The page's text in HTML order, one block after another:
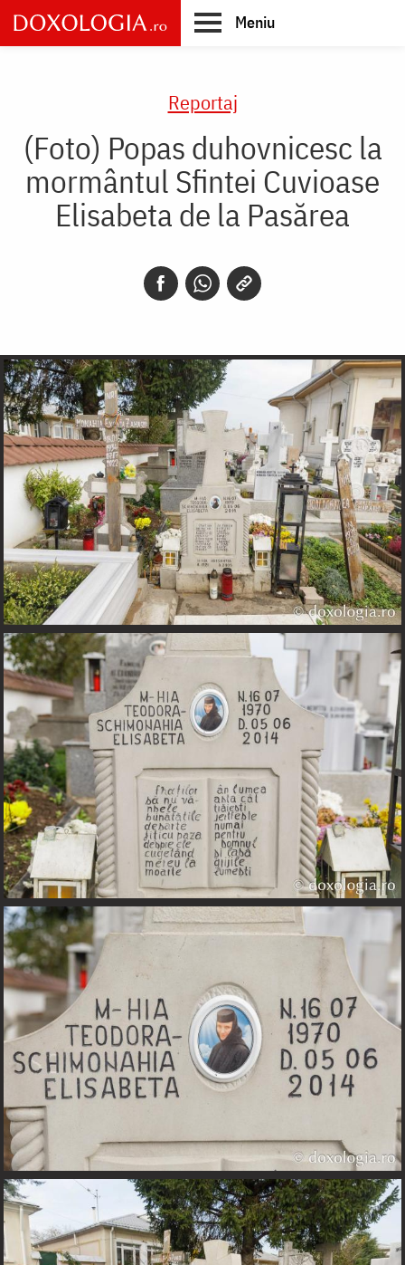
Skip
to
main
Meniu
Reportaj
(Foto) Popas duhovnicesc la
mormântul Sfintei Cuvioase
Elisabeta de la Pasărea